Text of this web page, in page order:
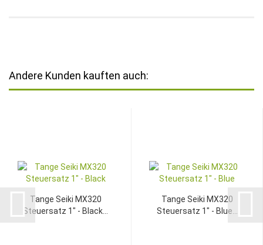
Andere Kunden kauften auch:
Tange Seiki MX320
Steuersatz 1" - Black...
Tange Seiki MX320
Steuersatz 1" - Blue...